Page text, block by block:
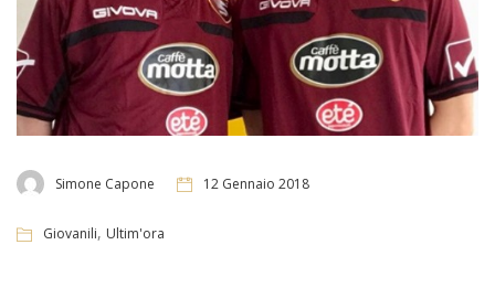
Simone Capone 12 Gennaio 2018
Giovanili, Ultim'ora